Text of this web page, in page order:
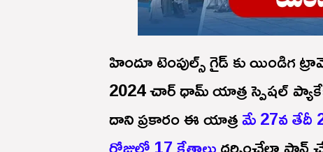
హిందూ టెంపుల్స్ గైడ్ కు యిండిగ
2024 చార్ ధామ్ యాత్ర స్పెషల్
దాని ప్రకారం ఈ యాత్రమే 27వ తేదీ